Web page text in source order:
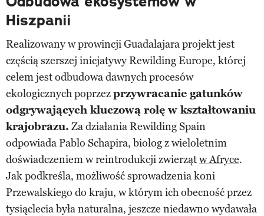
Hiszpanii
Realizowany w prowincji Guadalajara projekt jest
częścią szerszej inicjatywy Rewilding Europe, której
celem jest odbudowa dawnych procesów
ekologicznych poprzezprzywracanie gatunków
odgrywających kluczową rolę w kształtowaniu
krajobrazu. Za działania Rewilding Spain
odpowiada Pablo Schapira, biolog z wieloletnim
doświadczeniem w reintrodukcji zwierzątw Afryce.
Jak podkreśla, możliwość sprowadzenia koni
Przewalskiego do kraju, w którym ich obecność przez
tysiąclecia była naturalna, jeszcze niedawno wydawała